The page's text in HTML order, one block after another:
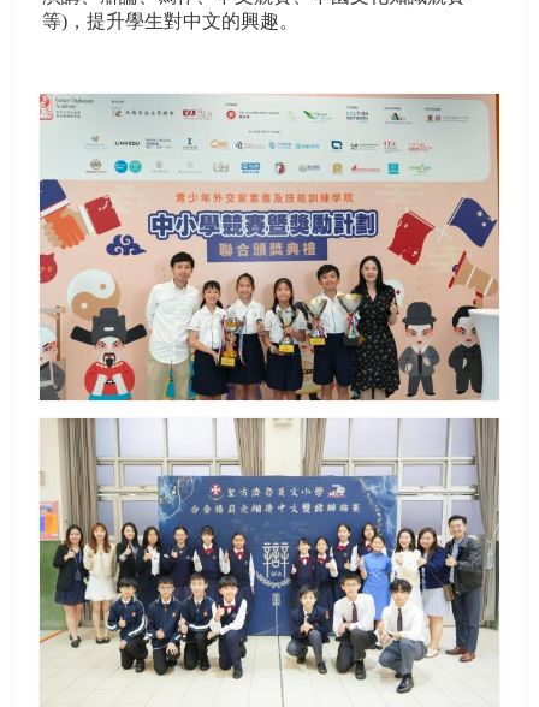
等)，提升學生對中文的興趣。